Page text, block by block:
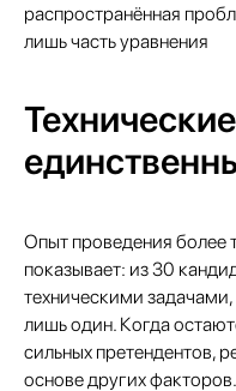
распространённая
лишь часть уравнения
Опыт проведения более
показывает: из 30
техническими
лишь один. Когда
сильных претендентов,
основе других факторов.
Рассчитать
IT-калькулятор